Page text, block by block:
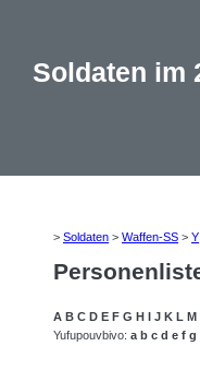
Soldaten im
> Soldaten > Waffen-SS > Y
A B C D E F G H I J K L M
Yufupouvbivo: a b c d e f g